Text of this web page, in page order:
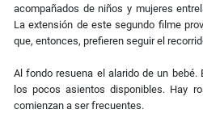
acompañados de niños y mujeres
La extensión de este segundo filme
que, entonces, prefieren seguir el
Al fondo resuena el alarido de un
los pocos asientos disponibles. Hay
comienzan a ser frecuentes.